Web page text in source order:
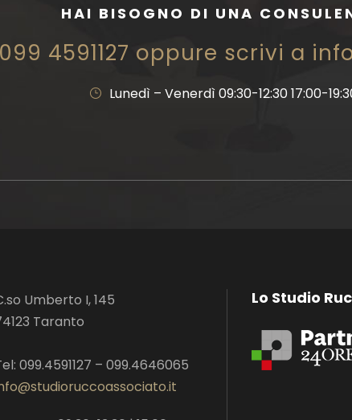
HAI BISOGNO DI UNA
4591127 oppure scrivi a
Lunedì – Venerdì 09:30-12:30 17:00-
Umberto I, 145
Taranto
099.4591127 – 099.4646065
Lo Studio